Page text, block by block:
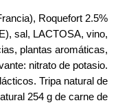
Roquefort 2.5%
sal, LACTOSA, vino,
plantas aromáticas,
nitrato de potasio.
Tripa natural de
254 g de carne de